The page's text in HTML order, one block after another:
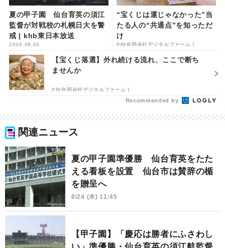
夏の甲子園 仙台育英の須江
監督が対戦校の札幌日大を警
戒 | khb東日本放送
2026.08.03
“宝くじは運じゃなかった”当
たる人の“共通点”を知っただ
け
PR(合同会社デジタルファーム )
【宝くじ落選】外れ続ける流れ、ここで断ち
ませんか
PR(合同会社デジタルファーム )
Recommended by
関連ニュース
夏の甲子園準優勝 仙台育英をたた
える看板を設置 仙台市は賛辞の楯
を贈呈へ
8/24 (木) 11:45
【甲子園】「慶応は勝者にふさわし